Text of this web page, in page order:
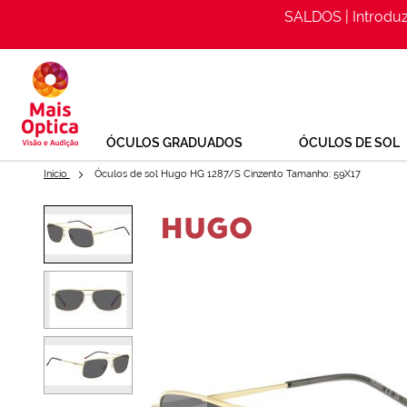
SALDOS |
ÓCULOS GRADUADOS ÓCULOS DE SOL
Início Óculos de sol Hugo HG 1287/S Cinzento Tamanho: 59X17
Óculos de sol Hugo HG 1287/
para
o
da
Galeria
de